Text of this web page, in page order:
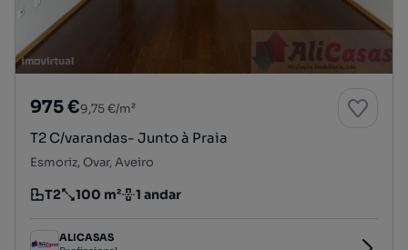
975 €9,75 €/m²
T2 C/varandas- Junto à Praia
Esmoriz, Ovar, Aveiro
Tipologia
T2
Preço por metro quadrado
100 m²
Andar 1 andar
ALICASAS